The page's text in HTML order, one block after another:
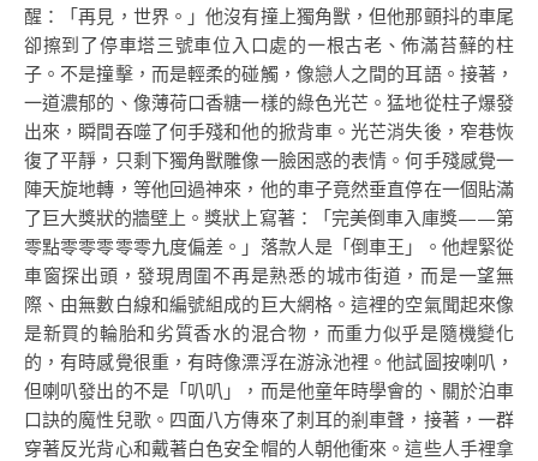
醒：「再見，世界。」他沒有撞上獨角獸，但他那顫抖的車尾
卻擦到了停車塔三號車位入口處的一根古老、佈滿苔蘚的柱
子。不是撞擊，而是輕柔的碰觸，像戀人之間的耳語。接著，
一道濃郁的、像薄荷口香糖一樣的綠色光芒。猛地從柱子爆發
出來，瞬間吞噬了何手殘和他的掀背車。光芒消失後，窄巷恢
復了平靜，只剩下獨角獸雕像一臉困惑的表情。何手殘感覺一
陣天旋地轉，等他回過神來，他的車子竟然垂直停在一個貼滿
了巨大獎狀的牆壁上。獎狀上寫著：「完美倒車入庫獎——第
零點零零零零零九度偏差。」落款人是「倒車王」。他趕緊從
車窗探出頭，發現周圍不再是熟悉的城市街道，而是一望無
際、由無數白線和編號組成的巨大網格。這裡的空氣聞起來像
是新買的輪胎和劣質香水的混合物，而重力似乎是隨機變化
的，有時感覺很重，有時像漂浮在游泳池裡。他試圖按喇叭，
但喇叭發出的不是「叭叭」，而是他童年時學會的、關於泊車
口訣的魔性兒歌。四面八方傳來了刺耳的剎車聲，接著，一群
穿著反光背心和戴著白色安全帽的人朝他衝來。這些人手裡拿